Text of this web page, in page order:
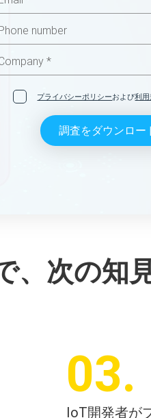
プライバシーポリシーおよび利
調査をダウンロー
、次の知
03.
IoT開発者が